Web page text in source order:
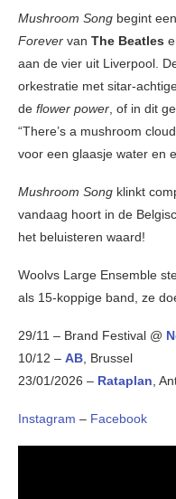
Mushroom Song begint
Forever van The Beatles
aan de vier uit Liverpool.
orkestratie met sitar-
de flower power , of in dit
“There’s a mushroom
voor een glaasje water en
Mushroom Song klinkt
vandaag hoort in de
het beluisteren waard!
Woolvs Large Ensemble
als 15-koppige band, ze
29/11 – Brand Festival @
10/12 – AB , Brussel
23/01/2026 – Rataplan ,
Instagram – Facebook